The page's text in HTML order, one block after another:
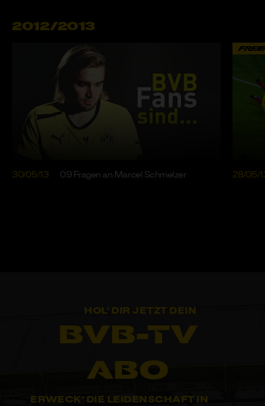
2012/2013
30/05/13 09 Fragen an Marcel Schmelzer 28/05/
HOL‘ DIR JETZT DEIN
BVB-TV
ABO
ERWECK‘ DIE LEIDENSCHAFT IN